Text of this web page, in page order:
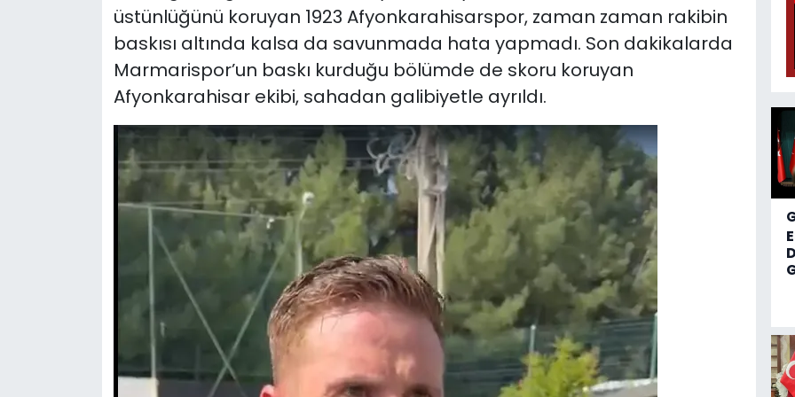
üstünlüğünü koruyan 1923 Afyonkarahisarspor, zaman zaman rakibin
baskısı altında kalsa da savunmada hata yapmadı. Son dakikalarda
Marmarispor’un baskı kurduğu bölümde de skoru koruyan
Afyonkarahisar ekibi, sahadan galibiyetle ayrıldı.